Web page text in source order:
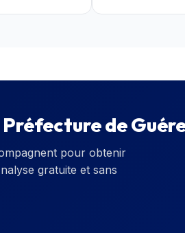
Préfecture de
pour obtenir
gratuite et sans